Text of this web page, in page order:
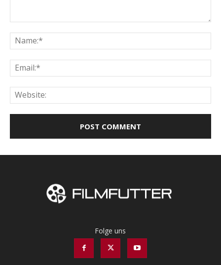
Folge uns